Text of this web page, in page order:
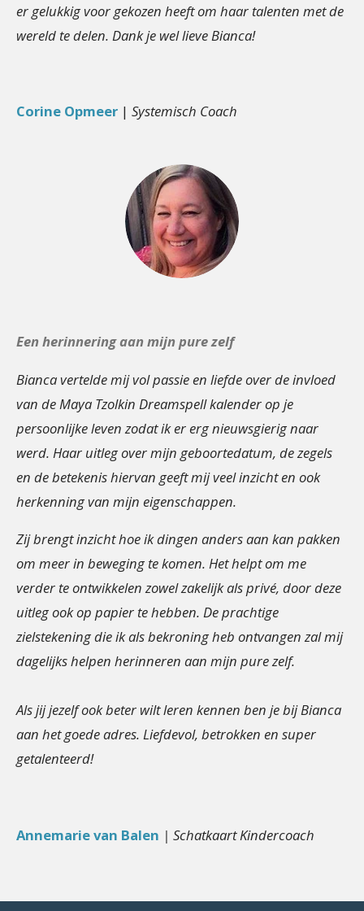
er gelukkig voor gekozen heeft om haar talenten met de
wereld te delen. Dank je wel lieve Bianca!
Corine Opmeer | Systemisch Coach
Een herinnering aan mijn pure zelf
Bianca vertelde mij vol passie en liefde over de invloed
van de Maya Tzolkin Dreamspell kalender op je
persoonlijke leven zodat ik er erg nieuwsgierig naar
werd. Haar uitleg over mijn geboortedatum, de zegels
en de betekenis hiervan geeft mij veel inzicht en ook
herkenning van mijn eigenschappen.
Zij brengt inzicht hoe ik dingen anders aan kan pakken
om meer in beweging te komen. Het helpt om me
verder te ontwikkelen zowel zakelijk als privé, door deze
uitleg ook op papier te hebben. De prachtige
zielstekening die ik als bekroning heb ontvangen zal mij
dagelijks helpen herinneren aan mijn pure zelf.
Als jij jezelf ook beter wilt leren kennen ben je bij Bianca
aan het goede adres. Liefdevol, betrokken en super
getalenteerd!
Annemarie van Balen | Schatkaart Kindercoach